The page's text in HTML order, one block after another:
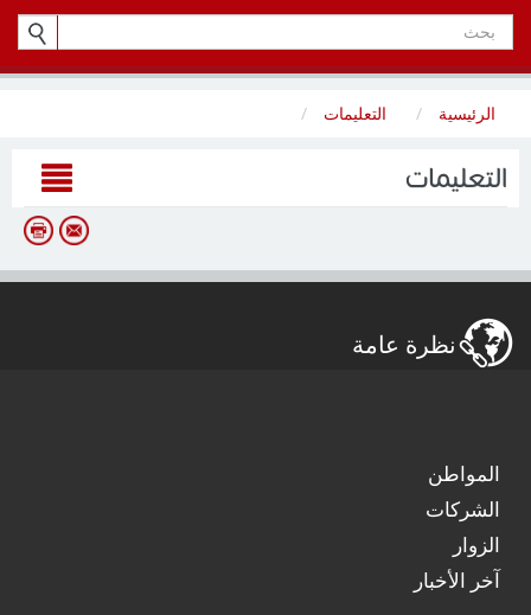
الرئيسية التعليمات
التعليمات
نظرة عامة
المواطن
الشركات
الزوار
آخر الأخبار